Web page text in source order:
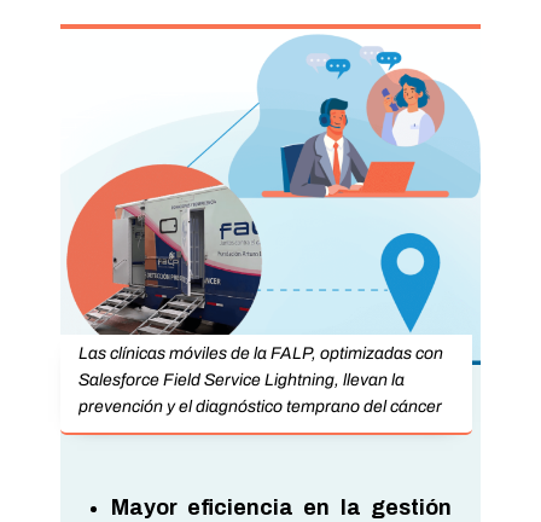
Las clínicas móviles de la FALP, optimizadas con
Salesforce Field Service Lightning, llevan la
prevención y el diagnóstico temprano del cáncer
Mayor eficiencia en la gestión